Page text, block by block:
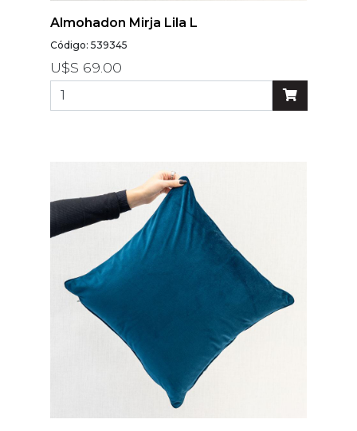
Almohadon Mirja Lila L
Código: 539345
U$S 69.00